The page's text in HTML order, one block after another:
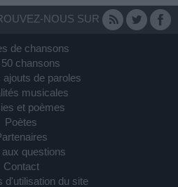
NOUS SUR
de chansons
50 chansons
ajouts de paroles
musicales
et poèmes
Poètes
aux questions
Contact
d'utilisation du site